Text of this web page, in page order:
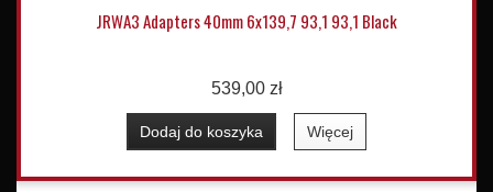
JRWA3 Adapters 40mm 6x139,7 93,1 93,1 Black
539,00 zł
Dodaj do koszyka Więcej